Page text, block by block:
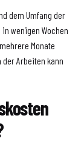
dem Umfang der
wenigen Wochen
Monate
Arbeiten kann